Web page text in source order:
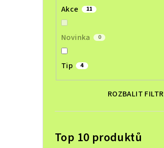
Akce 11
Novinka 0
Tip 4
ROZBALIT FILTR
Top 10 produktů